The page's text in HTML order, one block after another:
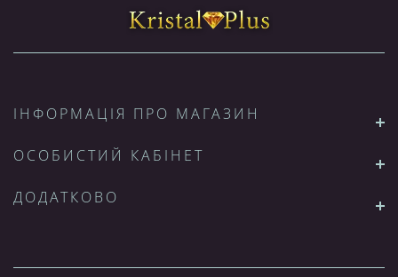
ІНФОРМАЦІЯ ПРО МАГАЗИН
ОСОБИСТИЙ КАБІНЕТ
ДОДАТКОВО